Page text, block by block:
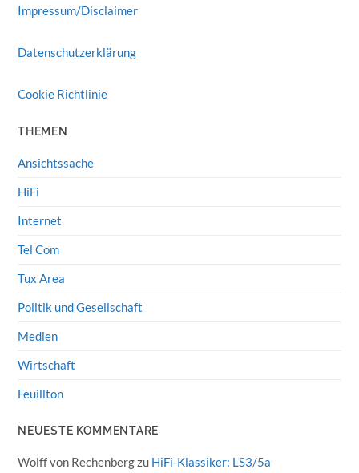
Impressum/Disclaimer
Datenschutzerklärung
Cookie Richtlinie
THEMEN
Ansichtssache
HiFi
Internet
Tel Com
Tux Area
Politik und Gesellschaft
Medien
Wirtschaft
Feuillton
NEUESTE KOMMENTARE
Wolff von Rechenbergzu HiFi-Klassiker: LS3/5a